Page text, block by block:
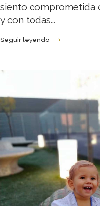
siento comprometida
y con todas...
Seguir leyendo